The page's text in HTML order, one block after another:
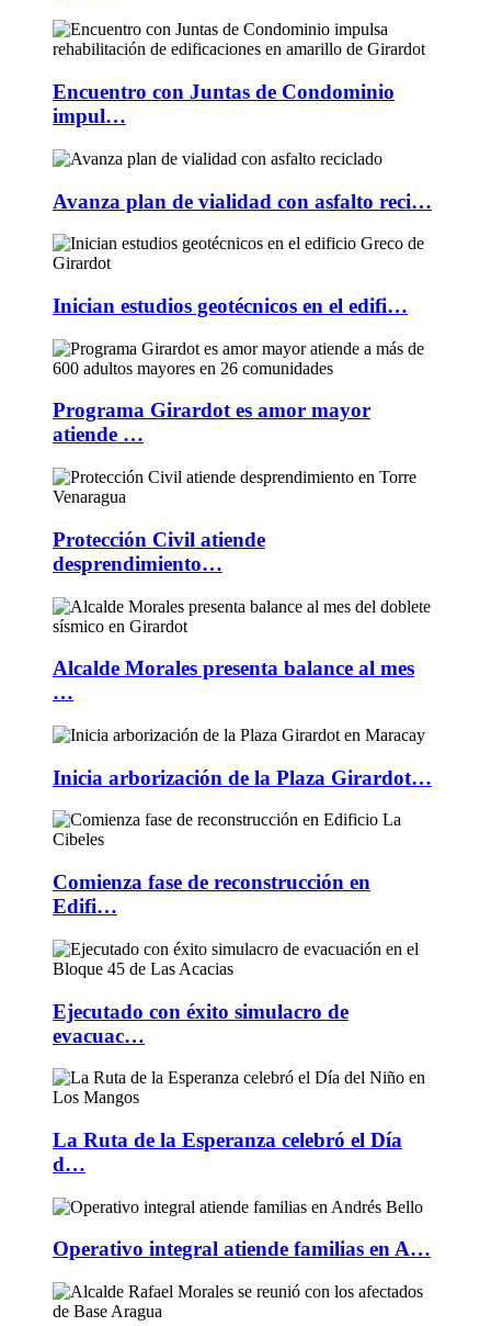
Encuentro con Juntas de Condominio
impul…
Avanza plan de vialidad con asfalto reci…
Inician estudios geotécnicos en el edifi…
Programa Girardot es amor mayor
atiende …
Protección Civil atiende
desprendimiento…
Alcalde Morales presenta balance al mes
…
Inicia arborización de la Plaza Girardot…
Comienza fase de reconstrucción en
Edifi…
Ejecutado con éxito simulacro de
evacuac…
La Ruta de la Esperanza celebró el Día
d…
Operativo integral atiende familias en A…